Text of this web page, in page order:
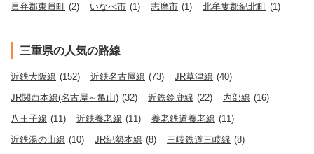
員弁郡東員町 (2) いなべ市 (1) 志摩市 (1) 北牟婁郡紀北町 (1)
三重県の人気の路線
近鉄大阪線 (152) 近鉄名古屋線 (73) JR草津線 (40)
JR関西本線(名古屋～亀山) (32) 近鉄鈴鹿線 (22) 内部線 (16)
八王子線 (11) 近鉄養老線 (11) 養老鉄道養老線 (11)
近鉄湯の山線 (10) JR紀勢本線 (8) 三岐鉄道三岐線 (8)